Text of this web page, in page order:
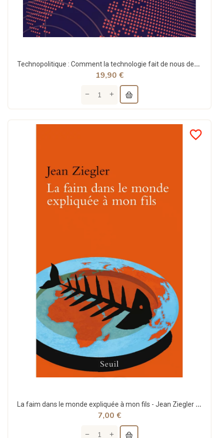
Technopolitique : Comment la technologie fait de nous des soldats - Asma Mhalla
19,90 €
favorite_border
La faim dans le monde expliquée à mon fils - Jean Ziegler - Seuil
7,00 €